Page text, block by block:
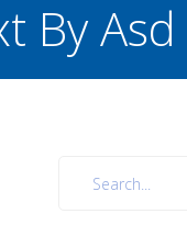
By Asd